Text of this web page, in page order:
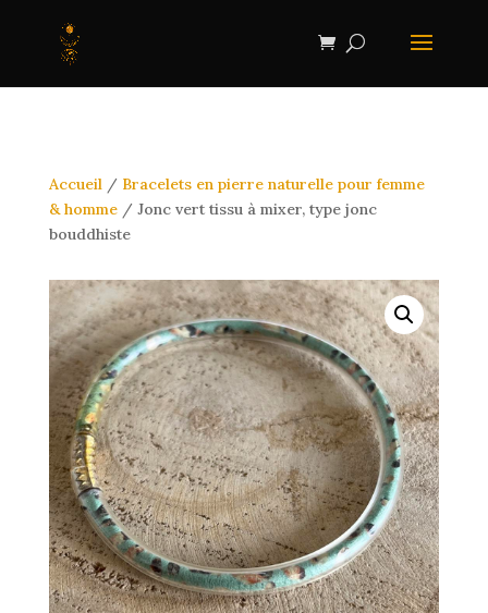
Accueil/ Bracelets en pierre naturelle pour femme
& homme/ Jonc vert tissu à mixer, type jonc
bouddhiste